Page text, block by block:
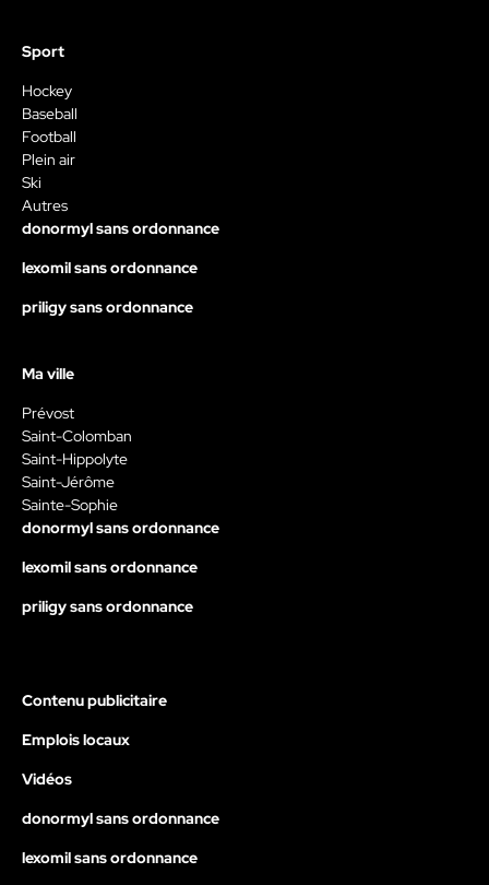
Sport
Hockey
Baseball
Football
Plein air
Ski
Autres
donormyl sans ordonnance
lexomil sans ordonnance
priligy sans ordonnance
Ma ville
Prévost
Saint-Colomban
Saint-Hippolyte
Saint-Jérôme
Sainte-Sophie
donormyl sans ordonnance
lexomil sans ordonnance
priligy sans ordonnance
Contenu publicitaire
Emplois locaux
Vidéos
donormyl sans ordonnance
lexomil sans ordonnance